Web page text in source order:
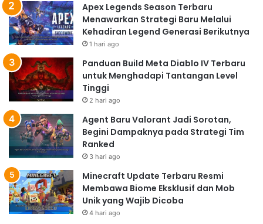
Apex Legends Season Terbaru
Menawarkan Strategi Baru Melalui
Kehadiran Legend Generasi Berikutnya
1 hari ago
Panduan Build Meta Diablo IV Terbaru
untuk Menghadapi Tantangan Level
Tinggi
2 hari ago
Agent Baru Valorant Jadi Sorotan,
Begini Dampaknya pada Strategi Tim
Ranked
3 hari ago
Minecraft Update Terbaru Resmi
Membawa Biome Eksklusif dan Mob
Unik yang Wajib Dicoba
4 hari ago